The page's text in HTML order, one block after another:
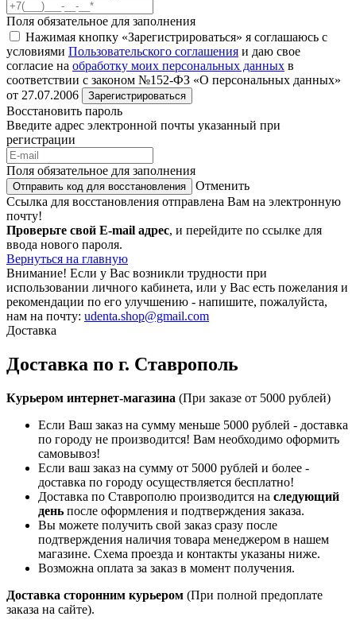
Поля обязательное для заполнения
Нажимая кнопку «Зарегистрироваться» я соглашаюсь с
условиями Пользовательского соглашения и даю свое
согласие на обработку моих персональных данных в
соответствии с законом №152-ФЗ «О персональных данных»
от 27.07.2006
Зарегистрироваться
Восстановить пароль
Введите адрес электронной почты указанный при
регистрации
Поля обязательное для заполнения
Отправить код для восстановления
Отменить
Ссылка для восстановления отправлена Вам на электронную
почту!
Проверьте свой E-mail адрес, и перейдите по ссылке для
ввода нового пароля.
Вернуться на главную
Внимание! Если у Вас возникли трудности при
использовании личного кабинета, или у Вас есть пожелания и
рекомендации по его улучшению - напишите, пожалуйста,
нам на почту: udenta.shop@gmail.com
Доставка
Доставка по г. Ставрополь
Курьером интернет-магазина (При заказе от 5000 рублей)
Если Ваш заказ на сумму меньше 5000 рублей - доставка
по городу не производится! Вам необходимо оформить
самовывоз!
Если ваш заказ на сумму от 5000 рублей и более -
доставка по городу осуществляется бесплатно!
Доставка по Ставрополю производится на следующий
день после оформления и подтверждения заказа.
Вы можете получить свой заказ сразу после
подтверждения наличия товара менеджером в нашем
магазине. Схема проезда и контакты указаны ниже.
Возможна оплата за заказ в момент получения.
Доставка сторонним курьером (При полной предоплате
заказа на сайте).